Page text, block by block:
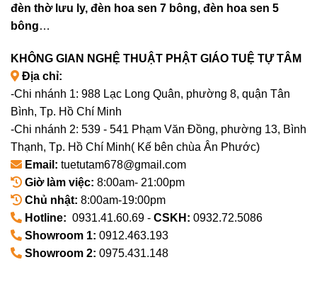
đèn thờ lưu ly, đèn hoa sen 7 bông, đèn hoa sen 5
bông…
KHÔNG GIAN NGHỆ THUẬT PHẬT GIÁO TUỆ TỰ TÂM
Địa chỉ:
-Chi nhánh 1: 988 Lạc Long Quân, phường 8, quận Tân
Bình, Tp. Hồ Chí Minh
-Chi nhánh 2: 539 - 541 Phạm Văn Đồng, phường 13, Bình
Thạnh, Tp. Hồ Chí Minh( Kế bên chùa Ân Phước)
Email: tuetutam678@gmail.com
Giờ làm việc: 8:00am- 21:00pm
Chủ nhật: 8:00am-19:00pm
Hotline: 0931.41.60.69 - CSKH: 0932.72.5086
Showroom 1: 0912.463.193
Showroom 2: 0975.431.148